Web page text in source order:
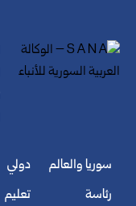
سوريا والعالم
رئاسة
دولي
تعليم